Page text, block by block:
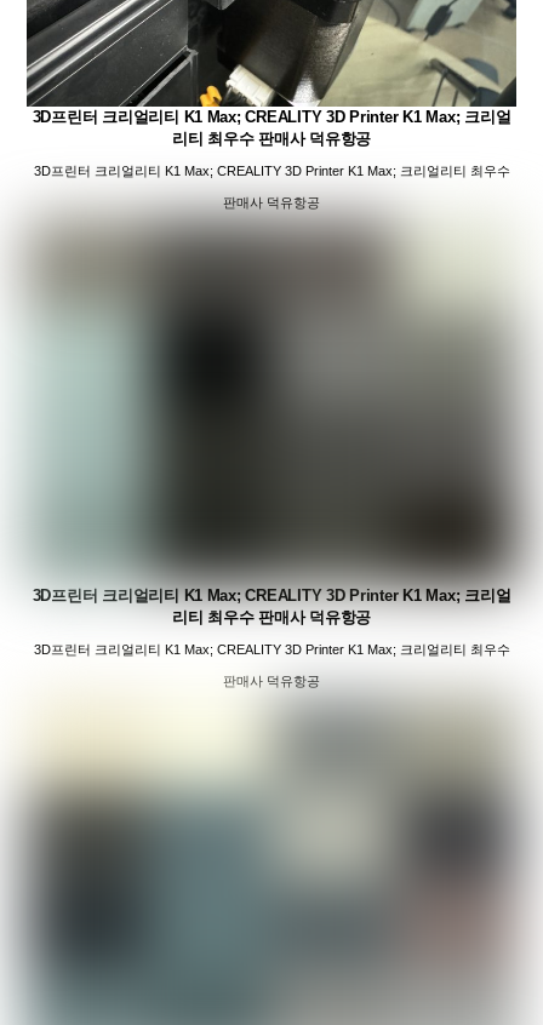
3D프린터 크리얼리티 K1 Max; CREALITY 3D Printer K1 Max; 크리얼
리티 최우수 판매사 덕유항공
3D프린터 크리얼리티 K1 Max; CREALITY 3D Printer K1 Max; 크리얼리티 최우수
판매사 덕유항공
3D프린터 크리얼리티 K1 Max; CREALITY 3D Printer K1 Max; 크리얼
리티 최우수 판매사 덕유항공
3D프린터 크리얼리티 K1 Max; CREALITY 3D Printer K1 Max; 크리얼리티 최우수
판매사 덕유항공